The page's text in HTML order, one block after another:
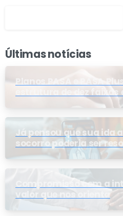
Últimas notícias
Planos PASA e PASA
estrutura de dez
conforme exigência da
Já pensou que sua ida
socorro poderia ser
telemedicina?
Compromisso com a
valor que nos orienta